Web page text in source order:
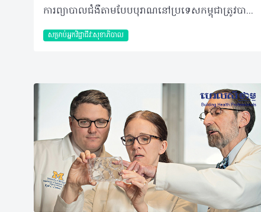
ការព្យាបាលជំងឺតាមបែបបុរាណនៅប្រទេសកម្ពុជាត្រូវបានអនុវត្តធ្វើឡើងតាំងពីសម័យអង្គរ ហើយវាត្រូវបានប្រើប្រាស់យ៉ាងទូលំទូលាយរហូតមកដល់បច្ចុប្បន្ននេះ។ ជារឿយៗ វាត្រូវបានអនុវត្តដោយគ្រូឱសថបុរាណដែលគេហៅថា “គ្រូខ្មែរ” ដែលតែងតែជាអ្នកដែលត្រូវបានគេស្គាល់នៅក្នុងសង្គម។ ការអនុវត្តការព្យាបាលបែបបុរាណនៅតែជាការពេញនិយមសម្រាប់ប្រជាជន ដែលរស់នៅក្នុងតំបន់ជនបទ។ ទោះបីជាយ៉ាងណាក៏ដោយការចងក្រងឯកសារអំពីការអនុវត្តការព្យាបាលទាំងនេះគឺមិនទាន់ បានរៀបចំបានត្រឹមត្រូវនោះទេ។ ការស្រាវជ្រាវនេះ មានគោលបំណងក្នុងការធ្វើការអង្កេតលើម៉ូដែលការព្យាបាលជំងឺបែបបុរាណដែលត្រូវបានអនុវត្តដោយគ្រូឱសថបុរាណ នៅខេត្តកោះកុង ប្រទេសកម្ពុជា។ ក្នុងអំឡុងខែមេសា ឆ្នាំ២០១៨ គ្រូឱសថបុរាណចំនួន ៤ រូប ដែលរស់នៅក្នុងខេត្តកោះកុង ត្រូវបានធ្វើការសម្ភាសបែបស៊ីជម្រៅទៅលើ ៤ ចំណុច ដែលរួមមាន ការអង្កេតអំពីប្រភេទខុសៗគ្នានៃការអនុវត្តការព្យាបាលជំងឺបែបបុរាណ ការយល់ដឹងរបស់សហគមន៍ វិធីនៃការអនុវត្ត និងបទដ្ឋានសង្គម ដែលពាក់ព័ន្ធនឹងការអនុវត្តការព្យាបាលជំងឺបែបបុរាណ។ បច្ចេកទេសនៃការជ្រើសរើសគ្រូឱសថបុរាណត្រូវបានធ្វើឡើងដោយសំណាកបែប Snowball សម្រាប់ការស្រាវជ្រាវនេះ។ បច្ចេកទេសនៃការជ្រើសរើសគ្រូសំណាកបែប Snowball នេះ គឺតែងតែត្រូវបានគេយកមកអនុវត្តនៅក្នុងការសិក្សាស្រាវជ្រាវបែបគុណភាព ក្នុងការធ្វើការជ្រើសប្រភេទសំណាកអ្នកចូលរួមណាដែលមានការលំបាកក្នុងការស្វែងរក។ បន្ទាប់ពីបានប្រមូលទិន្នន័យរួចហើយតាមរយៈការសម្ភាស ដោយប្រើសំណួរបែបសំណួរបើក និងការថតចម្លងទុកទិន្នន័យត្រូវបានរៀបចំឡើងវិញ និងចែកចំណាត់ថ្នាក់តាមវិធីសាស្ត្រ Theme-wise ជាមួយនឹងសម្រង់ឃ្លាប្រយោគដែលពាក់ព័ន្ធ។ បន្ទាប់មកយើងធ្វើការកំណត់លេខកូដ ដោយផ្អែកលើគោលបំណងនៃការស្រាវជ្រាវ។ គោលគំនិតណាដែលមានលក្ខណៈប្រហាក់ប្រហែលគ្នាត្រូវបានបញ្ចូលទៅក្នុង Sub-theme ឬ Theme ជាមួយគ្នាបន្ទាប់មក លេខកូដចំពោះ Theme នីមួយៗត្រូវបានកំណត់។ បន្ទាប់ពីធ្វើការដាក់លេខកូដរួចហើយ ទិន្នន័យទាំងនោះត្រូវបានបកប្រែទៅជាភាសាអង់គ្លេស ហើយធ្វើការវិភាគបែប Thematic analysis។ លទ្ធផលនៃការសិក្សាបានបង្ហាញថាគ្រូឱសថបុរាណធ្វើការអនុវត្តការព្យាបាលជំងឺតាមម៉ូដែលអសាសនា និងម៉ូដែលសាសនា។ គ្រូឱសថបុរាណអនុវត្តការព្យាបាលជំងឺឲ្យអ្នកជំងឺនៅក្នុងគេហដ្ឋានរបស់ខ្លួន។ ការព្យាបាលជំងឺដោយបាលីភ្ជាប់ជាមួយនឹងការប្រើប្រាស់រុក្ខជាតិឱសថត្រូវបានអនុវត្តយ៉ាងទំលំទូលាយ។ គ្រូឱសថបុរាណធ្វើការសូត្របាលីទៅតាមសៀវភៅគម្ពីរនៅក្នុងដំណើរការនៃការព្យាបាល ដោយទាមទារយ៉ាងខ្លាំងនូវជំនឿ ឬការជឿរបស់អ្នកជំងឺ ដើម្បីឲ្យការព្យាបាលមានប្រសិទ្ធភាព។ គ្រូឱសថបុរាណពេលខ្លះ គាត់ធ្វើរោគវិនិច្ឆ័យនិងព្យាបាលជំងឺតាមរយៈការធ្វើការទំនាក់ទំនងជាមួយដួងព្រលឹងស័ក្តិសិទ្ធិ។ ការព្យាបាលជំងឺរបស់អ្នកជំងឺនៅតាមគេហដ្ឋានផ្អែកលើបទពិសោធន៍រយៈពេលយូររបស់គ្រូឱសថបុរាណ ក្នុងការព្យាបាលជំងឺ ជាមួយនឹងការប្រើប្រាស់រុក្ខជាតិឱសថនៅក្នុងតំបន់។ តម្លៃនៃការព្យាបាលជំងឺគឺអាស្រ័យលើស្ថានភាពជំងឺ។ សរុបរួម ការព្យាបាលជំងឺតាមបែបបុរាណគឺត្រូវបានអនុវត្តជាទូទៅសម្រាប់ការថែទាំសុខភាពជាបឋមនៅតាមតំបន់ជនបទនៃប្រទេសកម្ពុជា ជាពិសេសនៅក្នុងចំណោមប្រជាជនដែលមានកម្រិតជីវភាពទាប។ ការអង្កេតទៅលើម៉ូដែលនៃការព្យាបាលជំងឺបែបបុរាណគួរតែត្រូវបានបន្តធ្វើ ដើម្បីឲ្យយល់អំពីយន្តការនៃការព្យាបាលជំងឺឲ្យកាន់តែស៊ីជម្រៅជាងនេះ។ អ្នកនិពន្ធដែលជានិស្សិត និងសាស្ត្រាចារ្យមហាវិទ្យាល័យឱសថសាស្ត្រ នៃសាកលវិទ្យាល័យពុទ្ធិសាស្ត្រ ភ្នំពេញ ប្រទេសកម្ពុជា៖ កែវ សំអែល ពា ពិដោរ នី ច័ន្ទសីហា សឿន សុវណ្ណនេត្រ តាន់ គីមចេង លី មល្លិកា ជា ស៊ីន អត្ថបទ៖ ដកស្រង់ចេញពីទស្សនាវដ្ដី ហេលស៍ថាម ប្រូ លេខ ៨៣ 2019 រក្សាសិទ្ធិគ្រប់យ៉ាង​ដោយ Healthtime Corporation ចំពោះគ្រប់អត្ថបទដោយគ្មានផ្នែកណាមួយត្រូវបោះពុម្ពផ្សាយចូលប្រព័ន្ធអុីនធឺណែតឧបករណ៍អេឡិចត្រូនិកអាត់ជាសំឡេងឬថតចំលងគ្រប់រូបភាពដោយគ្មានការអនុញ្ញាតឡើយ
សម្រាប់អ្នកវិជ្ជាជីវៈសុខាភិបាល